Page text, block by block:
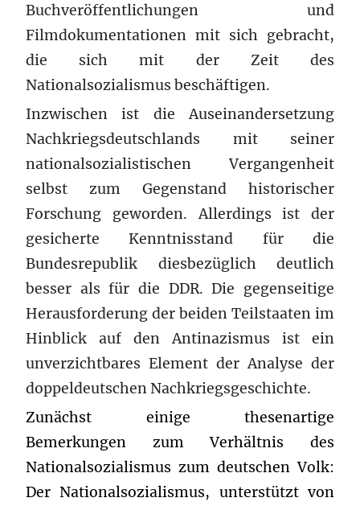
Buchveröffentlichungen und
Filmdokumentationen mit sich gebracht,
die sich mit der Zeit des
Nationalsozialismus beschäftigen.
Inzwischen ist die Auseinandersetzung
Nachkriegsdeutschlands mit seiner
nationalsozialistischen Vergangenheit
selbst zum Gegenstand historischer
Forschung geworden. Allerdings ist der
gesicherte Kenntnisstand für die
Bundesrepublik diesbezüglich deutlich
besser als für die DDR. Die gegenseitige
Herausforderung der beiden Teilstaaten im
Hinblick auf den Antinazismus ist ein
unverzichtbares Element der Analyse der
doppeldeutschen Nachkriegsgeschichte.
Zunächst einige thesenartige
Bemerkungen zum Verhältnis des
Nationalsozialismus zum deutschen Volk:
Der Nationalsozialismus, unterstützt von